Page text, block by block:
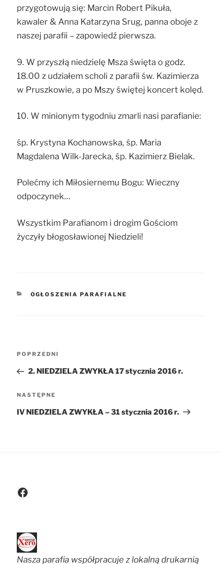
przygotowują się: Marcin Robert Pikuła,
kawaler & Anna Katarzyna Srug, panna oboje z
naszej parafii – zapowiedź pierwsza.
9. W przyszłą niedzielę Msza święta o godz.
18.00 z udziałem scholi z parafii św. Kazimierza
w Pruszkowie, a po Mszy świętej koncert kolęd.
10. W minionym tygodniu zmarli nasi parafianie:
śp. Krystyna Kochanowska, śp. Maria
Magdalena Wilk-Jarecka, śp. Kazimierz Bielak.
Polećmy ich Miłosiernemu Bogu: Wieczny
odpoczynek…
Wszystkim Parafianom i drogim Gościom
życzyły błogosławionej Niedzieli!
KATEGORIE
OGŁOSZENIA PARAFIALNE
Nawigacja
wpisu
Poprzedni
wpis
POPRZEDNI
2. NIEDZIELA ZWYKŁA 17 stycznia 2016 r.
Następny
wpis
NASTĘPNE
IV NIEDZIELA ZWYKŁA – 31 stycznia 2016 r.
Facebook
Nasza parafia współpracuje z lokalną drukarnią